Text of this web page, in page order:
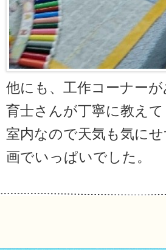
他にも、工作コーナー
育士さんが丁寧に教えて
室内なので天気も気に
画でいっぱいでした。